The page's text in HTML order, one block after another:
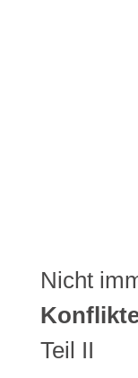
Nicht
Teil II